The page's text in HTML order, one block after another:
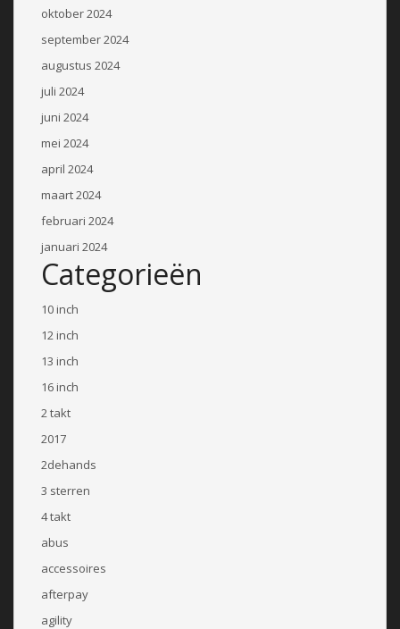
oktober 2024
september 2024
augustus 2024
juli 2024
juni 2024
mei 2024
april 2024
maart 2024
februari 2024
januari 2024
Categorieën
10 inch
12 inch
13 inch
16 inch
2 takt
2017
2dehands
3 sterren
4 takt
abus
accessoires
afterpay
agility